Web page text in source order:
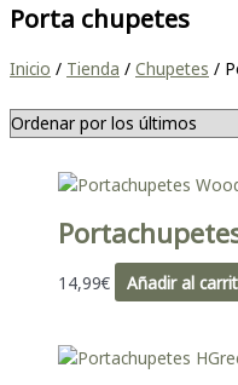
Porta chupetes
Inicio / Tienda / Chupetes /
14,99€ Añadir al